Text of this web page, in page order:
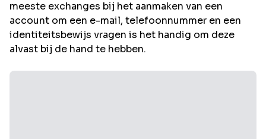
meeste exchanges bij het aanmaken van een
account om een e-mail, telefoonnummer en een
identiteitsbewijs vragen is het handig om deze
alvast bij de hand te hebben.